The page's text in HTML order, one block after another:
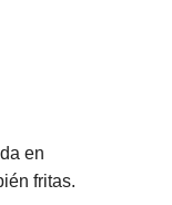
en
fritas.